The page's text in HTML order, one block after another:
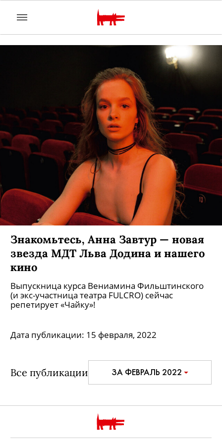
Знакомьтесь, Анна Завтур — новая
звезда МДТ Льва Додина и нашего
кино
Выпускница курса Вениамина Фильштинского
(и экс-участница театра FULCRO) сейчас
репетирует «Чайку»!
Дата публикации: 15 февраля, 2022
Все публикации ЗА ФЕВРАЛЬ 2022